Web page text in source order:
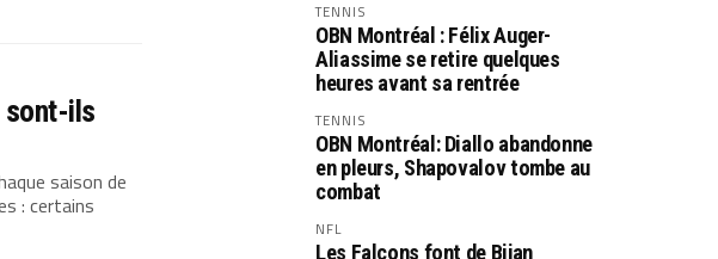
sont-ils
saison de
: certains
TENNIS
OBN Montréal : Félix Auger-
Aliassime se retire quelques
heures avant sa rentrée
TENNIS
OBN Montréal: Diallo abandonne
en pleurs, Shapovalov tombe au
combat
NFL
Les Falcons font de Bijan